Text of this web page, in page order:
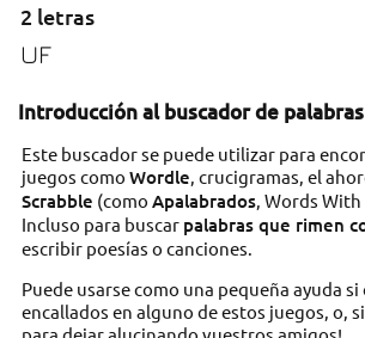
2 letras
UF
Introducción al buscador de palabras
Este buscador se puede utilizar para
juegos como Wordle, crucigramas, el
Scrabble (como Apalabrados, Words
Incluso para buscar palabras que rimen
escribir poesías o canciones.
Puede usarse como una pequeña ayuda
encallados en alguno de estos juegos, o,